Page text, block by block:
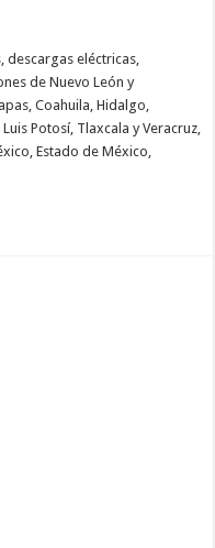
descargas eléctricas,
de Nuevo León y
Coahuila, Hidalgo,
Potosí, Tlaxcala y Veracruz,
Estado de México,